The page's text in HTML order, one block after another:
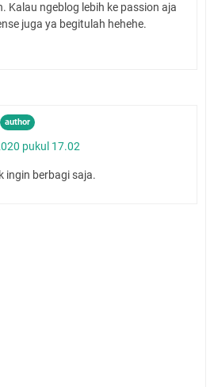
Kalau ngeblog lebih ke passion aja
juga ya begitulah hehehe.
pukul 17.02
ingin berbagi saja.